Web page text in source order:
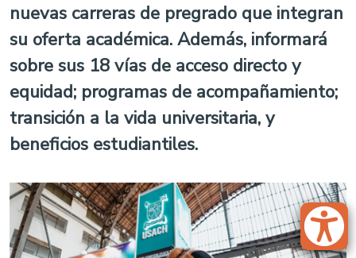
nuevas carreras de pregrado que integran
su oferta académica. Además, informará
sobre sus 18 vías de acceso directo y
equidad; programas de acompañamiento;
transición a la vida universitaria, y
beneficios estudiantiles.